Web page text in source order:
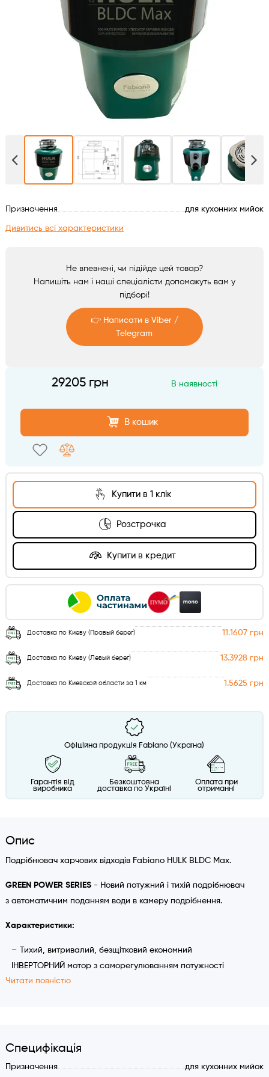
Духові шафи
Варильні поверхні
Мікрохвильові печі
Пральні машини
Сушильні машини
Холодильне обладнання
Призначення для кухонних мийок
Дивитись всі характеристики
Не впевнені, чи підійде цей товар?
Напишіть нам і наші спеціалісти допоможуть вам у
підборі!
👉 Написати в Viber /
Telegram
29205 грн В наявності
В кошик
Купити в 1 клік
Розстрочка
Купити в кредит
Доставка по Киеву (Правый берег) 11.1607 грн
Доставка по Киеву (Левый берег) 13.3928 грн
Доставка по Киевской области за 1 км 1.5625 грн
Офіційна продукція Fabiano (Україна)
Гарантія від
виробника
Безкоштовна
доставка по Україні
Оплата при
отриманні
Опис
Подрібнювач харчових відходів Fabiano HULK BLDC Max.
GREEN POWER SERIES- Новий потужний і тихій подрібнювач
з автоматичним поданням води в камеру подрібнення.
Характеристики:
Тихий, витривалий, безщітковий економний
ІНВЕРТОРНИЙ мотор з саморегулюванням потужності
залежно завантаженості.
Об'єм камери подрібнення 1500 мл.
Читати повністю
Специфікація
Призначення для кухонних мийок